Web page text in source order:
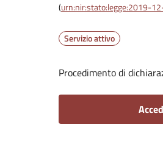
(urn:nir:stato:legge:2019-
Servizio attivo
Procedimento di